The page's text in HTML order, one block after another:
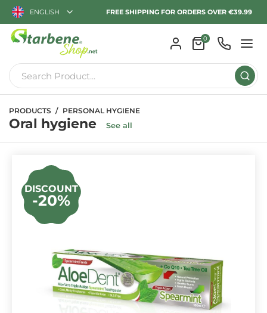
ENGLISH FREE SHIPPING FOR ORDERS OVER €39.99
0
PRODUCTS PERSONAL HYGIENE
Oral hygiene See all
DISCOUNT
-20%